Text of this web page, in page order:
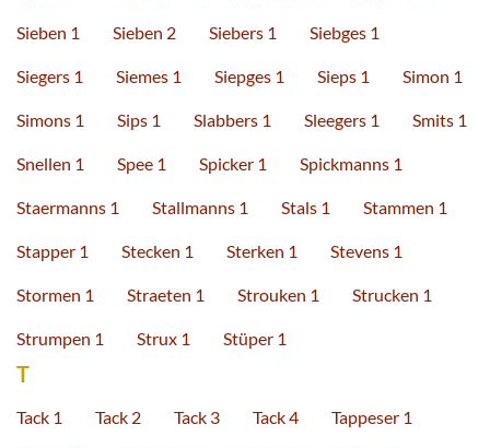
Sieben 1 Sieben 2 Siebers 1 Siebges 1
Siegers 1 Siemes 1 Siepges 1 Sieps 1 Simon 1
Simons 1 Sips 1 Slabbers 1 Sleegers 1 Smits 1
Snellen 1 Spee 1 Spicker 1 Spickmanns 1
Staermanns 1 Stallmanns 1 Stals 1 Stammen 1
Stapper 1 Stecken 1 Sterken 1 Stevens 1
Stormen 1 Straeten 1 Strouken 1 Strucken 1
Strumpen 1 Strux 1 Stüper 1
T
Tack 1 Tack 2 Tack 3 Tack 4 Tappeser 1